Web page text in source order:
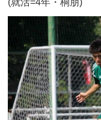
(就活=4年・桐朋)